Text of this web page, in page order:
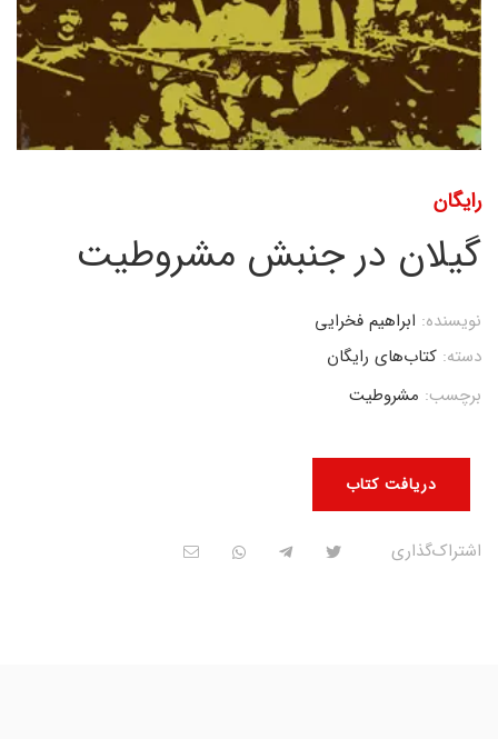
رایگان
گیلان در جنبش مشروطیت
دریافت کتاب
نویسنده: ابراهیم فخرایی
دسته: کتاب‌های رایگان
برچسب: مشروطیت
اشتراک‌گذاری